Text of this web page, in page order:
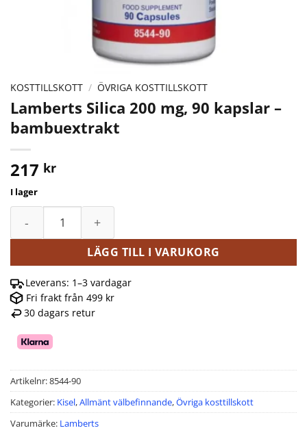
KOSTTILLSKOTT / ÖVRIGA KOSTTILLSKOTT
Lamberts Silica 200 mg, 90 kapslar –
bambuextrakt
217 kr
I lager
LÄGG TILL I VARUKORG
Leverans: 1–3 vardagar
Fri frakt från 499 kr
30 dagars retur
Artikelnr:8544-90
Kategorier: Kisel,Allmänt välbefinnande,Övriga kosttillskott
Varumärke: Lamberts